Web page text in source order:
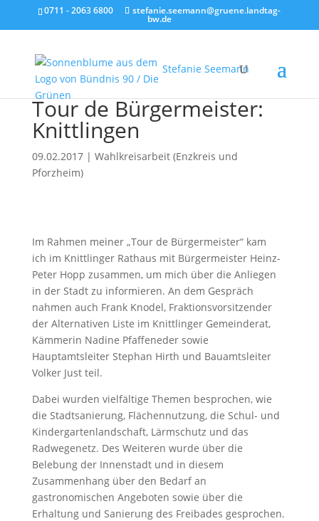
0711 - 2063 6800 stefanie.seemann@gruene.landtag-
bw.de
Stefanie Seemann
Tour de Bürgermeister:
Knittlingen
09.02.2017| Wahlkreisarbeit (Enzkreis und
Pforzheim)
Im Rahmen meiner „Tour de Bürgermeister“ kam
ich im Knittlinger Rathaus mit Bürgermeister Heinz-
Peter Hopp zusammen, um mich über die Anliegen
in der Stadt zu informieren. An dem Gespräch
nahmen auch Frank Knodel, Fraktionsvorsitzender
der Alternativen Liste im Knittlinger Gemeinderat,
Kämmerin Nadine Pfaffeneder sowie
Hauptamtsleiter Stephan Hirth und Bauamtsleiter
Volker Just teil.
Dabei wurden vielfältige Themen besprochen, wie
die Stadtsanierung, Flächennutzung, die Schul- und
Kindergartenlandschaft, Lärmschutz und das
Radwegenetz. Des Weiteren wurde über die
Belebung der Innenstadt und in diesem
Zusammenhang über den Bedarf an
gastronomischen Angeboten sowie über die
Erhaltung und Sanierung des Freibades gesprochen.